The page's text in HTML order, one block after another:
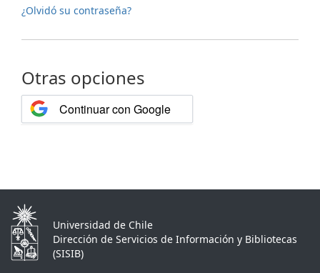
¿Olvidó su contraseña?
Otras opciones
Continuar con Google
Universidad de Chile
Dirección de Servicios de Información y Bibliotecas
(SISIB)